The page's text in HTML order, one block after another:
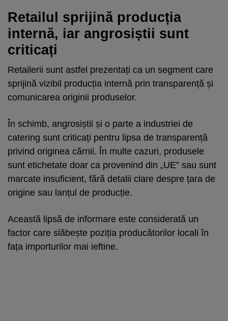
Retailul sprijină producția
internă, iar angrosiștii sunt
criticați
Retailerii sunt astfel prezentați ca un segment care
sprijină vizibil producția internă prin transparență și
comunicarea originii produselor.
În schimb, angrosiștii și o parte a industriei de
catering sunt criticați pentru lipsa de transparență
privind originea cărnii. În multe cazuri, produsele
sunt etichetate doar ca provenind din „UE” sau sunt
marcate insuficient, fără detalii clare despre țara de
origine sau lanțul de producție.
Această lipsă de informare este considerată un
factor care slăbește poziția producătorilor locali în
fața importurilor mai ieftine.